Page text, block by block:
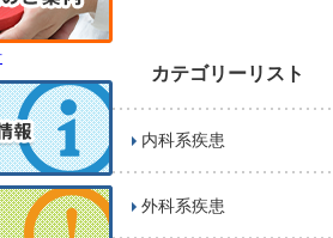
カテゴリーリスト
内科系疾患
外科系疾患